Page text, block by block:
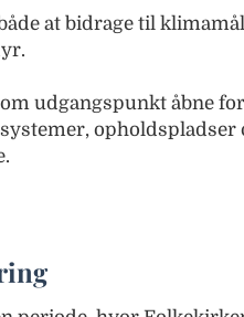
at bidrage til
udgangspunkt åbne
opholdspladser